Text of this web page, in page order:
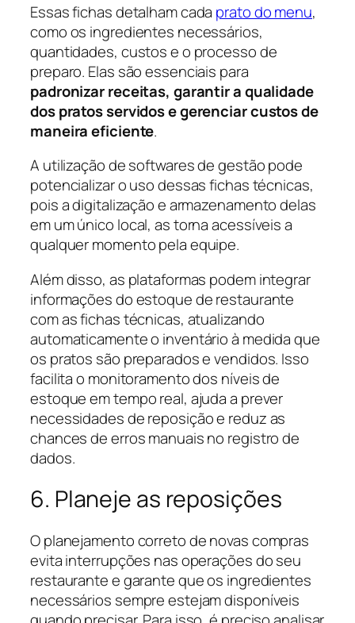
Essas fichas detalham cada prato do menu,
como os ingredientes necessários,
quantidades, custos e o processo de
preparo. Elas são essenciais para
padronizar receitas, garantir a qualidade
dos pratos servidos e gerenciar custos de
maneira eficiente.
A utilização de softwares de gestão pode
potencializar o uso dessas fichas técnicas,
pois a digitalização e armazenamento delas
em um único local, as torna acessíveis a
qualquer momento pela equipe.
Além disso, as plataformas podem integrar
informações do estoque de restaurante
com as fichas técnicas, atualizando
automaticamente o inventário à medida que
os pratos são preparados e vendidos. Isso
facilita o monitoramento dos níveis de
estoque em tempo real, ajuda a prever
necessidades de reposição e reduz as
chances de erros manuais no registro de
dados.
6. Planeje as reposições
O planejamento correto de novas compras
evita interrupções nas operações do seu
restaurante e garante que os ingredientes
necessários sempre estejam disponíveis